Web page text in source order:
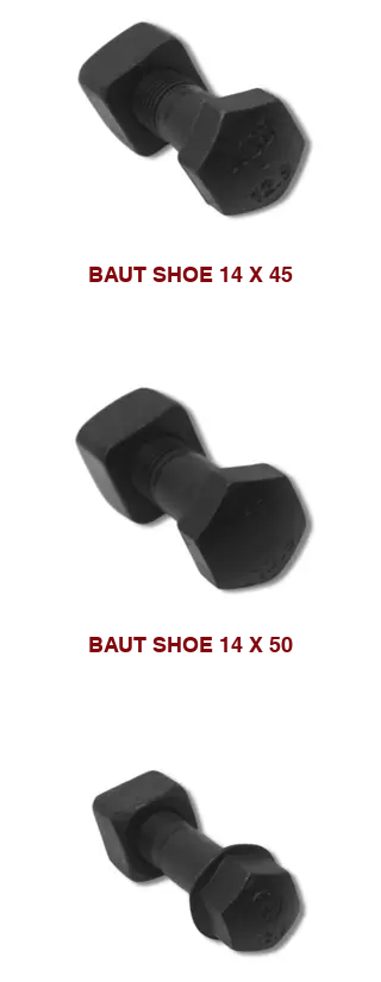
BAUT SHOE 14 X 45
BAUT SHOE 14 X 50